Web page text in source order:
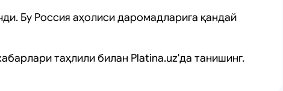
Бу Россия аҳолиси даромадларига қандай
таҳлили билан Platina.uz'да танишинг.